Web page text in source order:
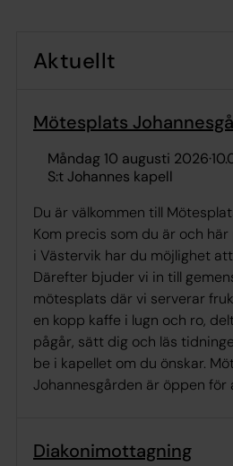
Aktuellt
Mötesplats
måndag 10 augusti 2026·
S:t Johannes kapell
Du är välkommen till
Kom precis som du är och
i Västervik har du möjlighet
Därefter bjuder vi in till
mötesplats där vi serverar
en kopp kaffe i lugn och ro,
pågår, sätt dig och läs
be i kapellet om du önskar.
Johannesgården är öppen för
Diakonimottagning